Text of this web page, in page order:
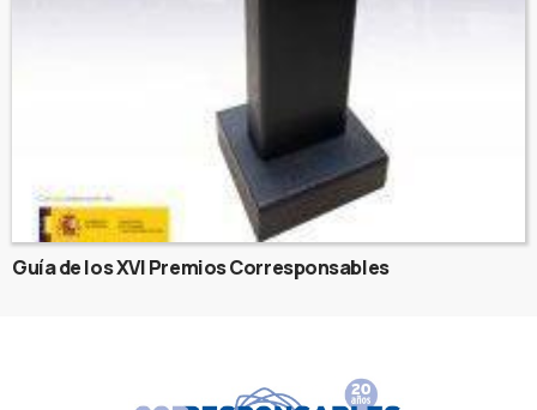
Guía de los XVI Premios Corresponsables